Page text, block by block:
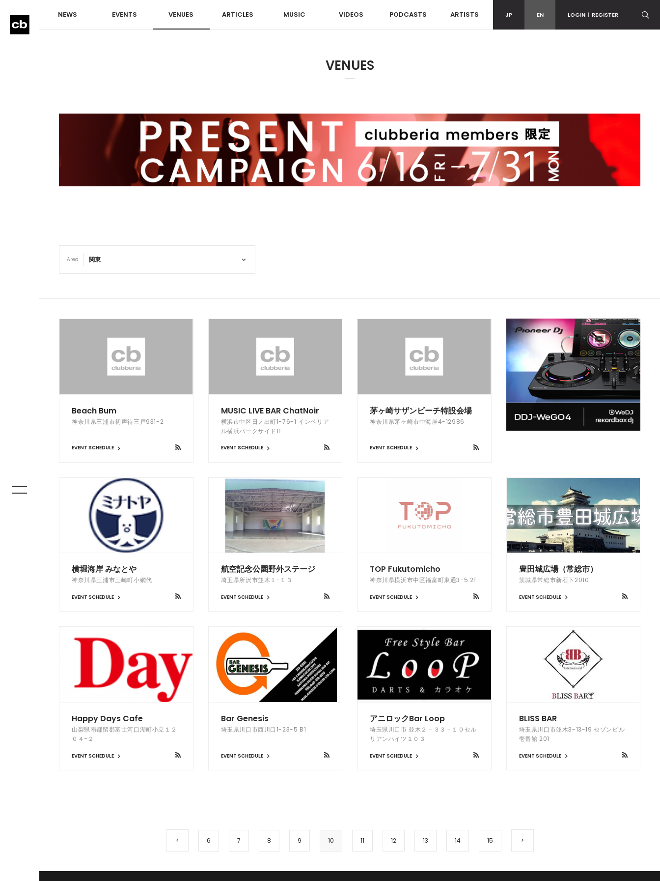
NEWS EVENTS VENUES ARTICLES MUSIC VIDEOS PODCASTS ARTISTS JP EN LOGIN | REGISTER
VENUES
Area
Beach Bum
神奈川県三浦市初声待三戸931-2
EVENT SCHEDULE
MUSIC LIVE BAR ChatNoir
横浜市中区日ノ出町1-76-1 インペリア
ル横浜パークサイド1F
EVENT SCHEDULE
茅ヶ崎サザンビーチ特設会場
神奈川県茅ヶ崎市中海岸4-12986
EVENT SCHEDULE
横堀海岸 みなとや
神奈川県三浦市三崎町小網代
EVENT SCHEDULE
航空記念公園野外ステージ
埼玉県所沢市並木１−１３
EVENT SCHEDULE
TOP Fukutomicho
神奈川県横浜市中区福富町東通3-5 2F
EVENT SCHEDULE
豊田城広場（常総市）
茨城県常総市新石下2010
EVENT SCHEDULE
Happy Days Cafe
山梨県南都留郡富士河口湖町小立１２
０４−２
EVENT SCHEDULE
Bar Genesis
埼玉県川口市西川口1-23-5 B1
EVENT SCHEDULE
アニロックBar Loop
埼玉県川口市 並木２－３３－１０セル
リアンハイツ１０３
EVENT SCHEDULE
BLISS BAR
埼玉県川口市並木3-13-19 セゾンビル
壱番館 201
EVENT SCHEDULE
6 7 8 9 10 11 12 13 14 15